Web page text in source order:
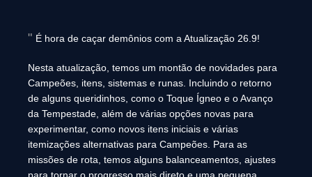
É hora de caçar demônios com a Atualização 26.9!
Nesta atualização, temos um montão de novidades para
Campeões, itens, sistemas e runas. Incluindo o retorno
de alguns queridinhos, como o Toque Ígneo e o Avanço
da Tempestade, além de várias opções novas para
experimentar, como novos itens iniciais e várias
itemizações alternativas para Campeões. Para as
missões de rota, temos alguns balanceamentos, ajustes